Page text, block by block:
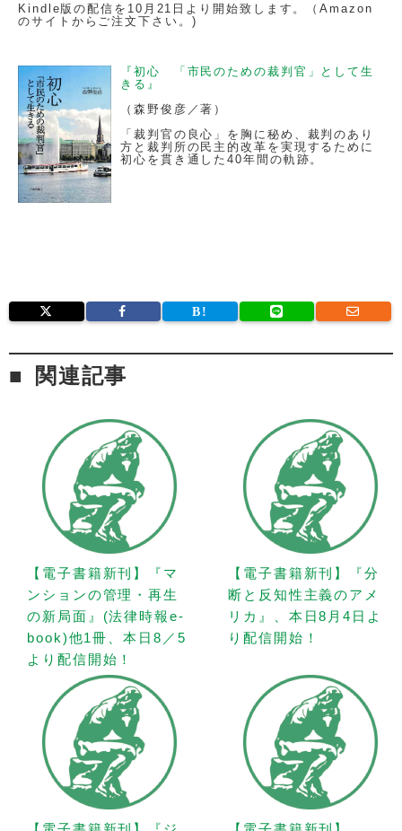
Kindle版の配信を10月21日より開始致します。（Amazon
のサイトからご注文下さい。)
『初心 「市民のための裁判官」として生
きる』
（森野俊彦／著）
「裁判官の良心」を胸に秘め、裁判のあり
方と裁判所の民主的改革を実現するために
初心を貫き通した40年間の軌跡。
関連記事
【電子書籍新刊】『マ
ンションの管理・再生
の新局面』(法律時報e-
book)他1冊、本日8／5
より配信開始！
【電子書籍新刊】『分
断と反知性主義のアメ
リカ』、本日8月4日よ
り配信開始！